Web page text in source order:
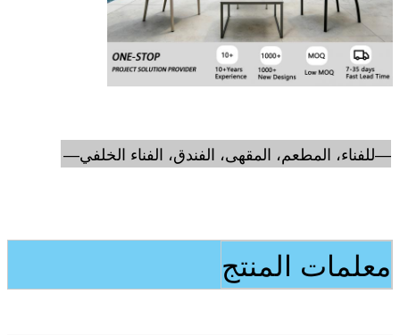
—للفناء، المطعم، المقهى، الفندق، الفناء الخلفي—
معلمات المنتج